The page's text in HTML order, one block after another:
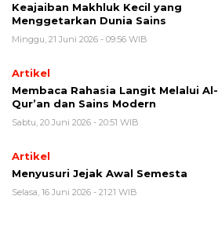
Keajaiban Makhluk Kecil yang
Menggetarkan Dunia Sains
Minggu, 21 Juni 2026 - 09:56 WIB
Artikel
Membaca Rahasia Langit Melalui Al-
Qur’an dan Sains Modern
Sabtu, 20 Juni 2026 - 20:51 WIB
Artikel
Menyusuri Jejak Awal Semesta
Selasa, 16 Juni 2026 - 21:21 WIB